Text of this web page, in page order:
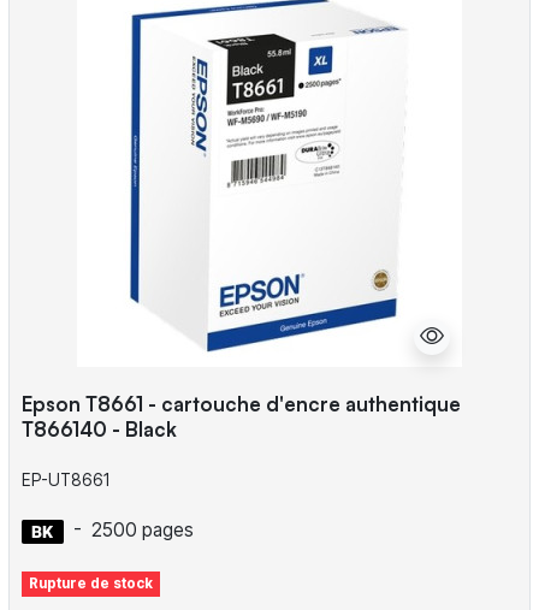
Epson T8661 - cartouche d'encre authentique
T866140 - Black
EP-UT8661
- 2500 pages
Rupture de stock